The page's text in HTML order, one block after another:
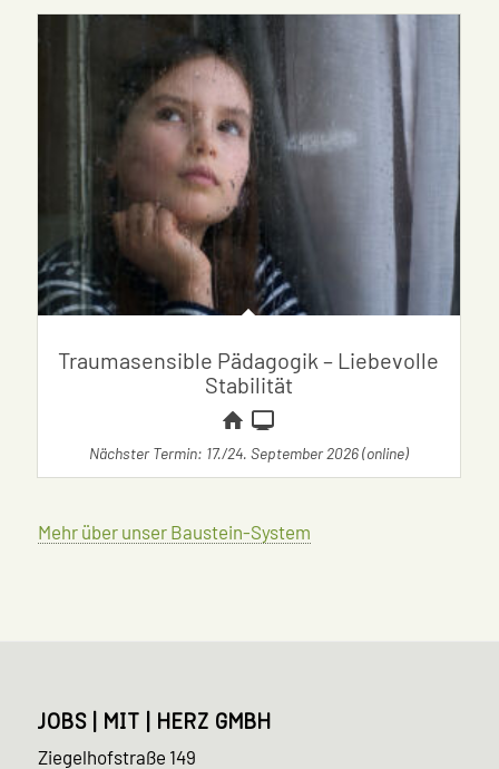
Traumasensible Pädagogik – Liebevolle
Stabilität
Nächster Termin: 17./24. September 2026 (online)
Mehr über unser Baustein-System
JOBS | MIT | HERZ GMBH
Ziegelhofstraße 149